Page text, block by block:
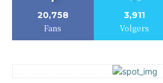
20,758
Fans
3,911
Volgers